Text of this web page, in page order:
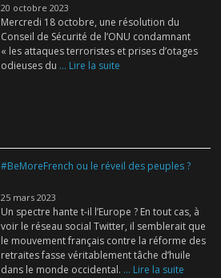
20 octobre 2023
Mercredi 18 octobre, une résolution du
Conseil de Sécurité de l’ONU condamnant
« les attaques terroristes et prises d’otages
odieuses du ... Lire la suite
#BeMoreFrench ou le réveil des peuples ?
25 mars 2023
Un spectre hante t-il l’Europe ? En tout cas, à
voir le réseau social Twitter, il semblerait que
le mouvement français contre la réforme des
retraites fasse véritablement tâche d’huile
dans le monde occidental. ... Lire la suite